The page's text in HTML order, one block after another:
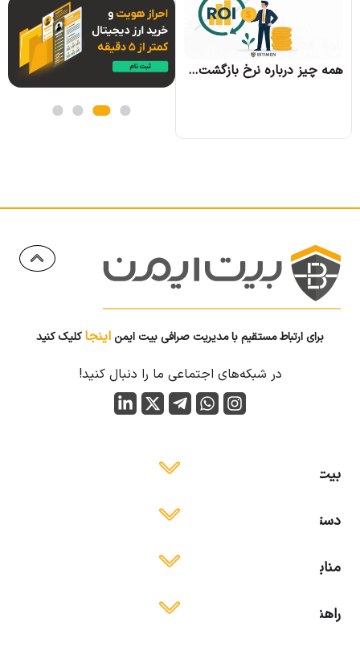
همه چیز درباره نرخ بازگشت سرمایه و نحوه محاسبه آن
برای ارتباط مستقیم با مدیریت صرافی بیت ایمن اینجاکلیک کنید
در شبکه‌های اجتماعی ما را دنبال کنید!
بیت ایمن
دسترسی آسان
منابع آموزشی
راهنمای استفاده